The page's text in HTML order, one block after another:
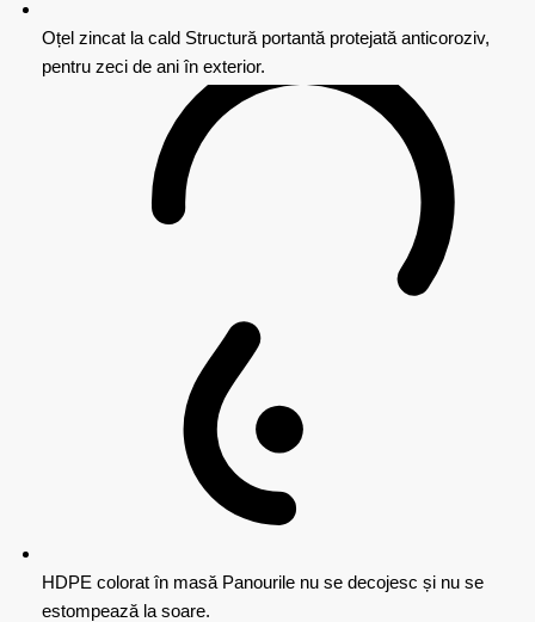
Oțel zincat la cald Structură portantă protejată anticoroziv,
pentru zeci de ani în exterior.
HDPE colorat în masă Panourile nu se decojesc și nu se
estompează la soare.